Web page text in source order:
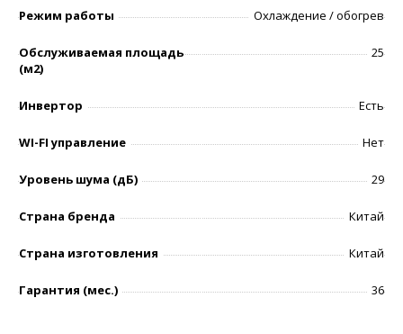
Режим работы Охлаждение / обогрев
Обслуживаемая площадь
(м2)
25
Инвертор Есть
WI-FI управление Нет
Уровень шумa (дБ) 29
Страна бренда Китай
Страна изготовления Китай
Гарантия (мес.) 36